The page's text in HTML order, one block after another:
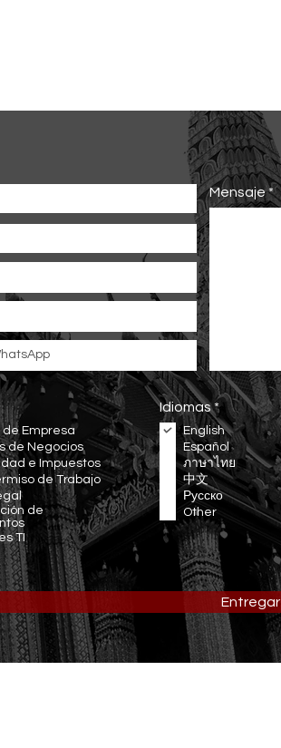
Mensaje
Empresa
de Negocios
e Impuestos
de Trabajo
de
TI
Idiomas*O
b
l
i
g
a
t
r
i
o
English
Español
ภาษาไทย
中文
Русско
Other
Entregar